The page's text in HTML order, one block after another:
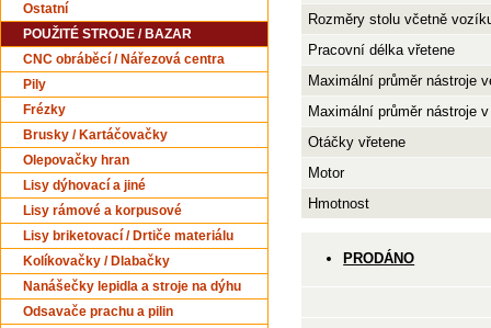
Ostatní
POUŽITÉ STROJE / BAZAR
CNC obráběcí / Nářezová centra
Pily
Frézky
Brusky / Kartáčovačky
Olepovačky hran
Lisy dýhovací a jiné
Lisy rámové a korpusové
Lisy briketovací / Drtiče materiálu
Kolíkovačky / Dlabačky
Nanášečky lepidla a stroje na dýhu
Odsavače prachu a pilin
Rozměry stolu včetně
Pracovní délka vřetene
Maximální průměr nástroje
Maximální průměr nástroje
Otáčky vřetene
Motor
Hmotnost
PRODÁNO